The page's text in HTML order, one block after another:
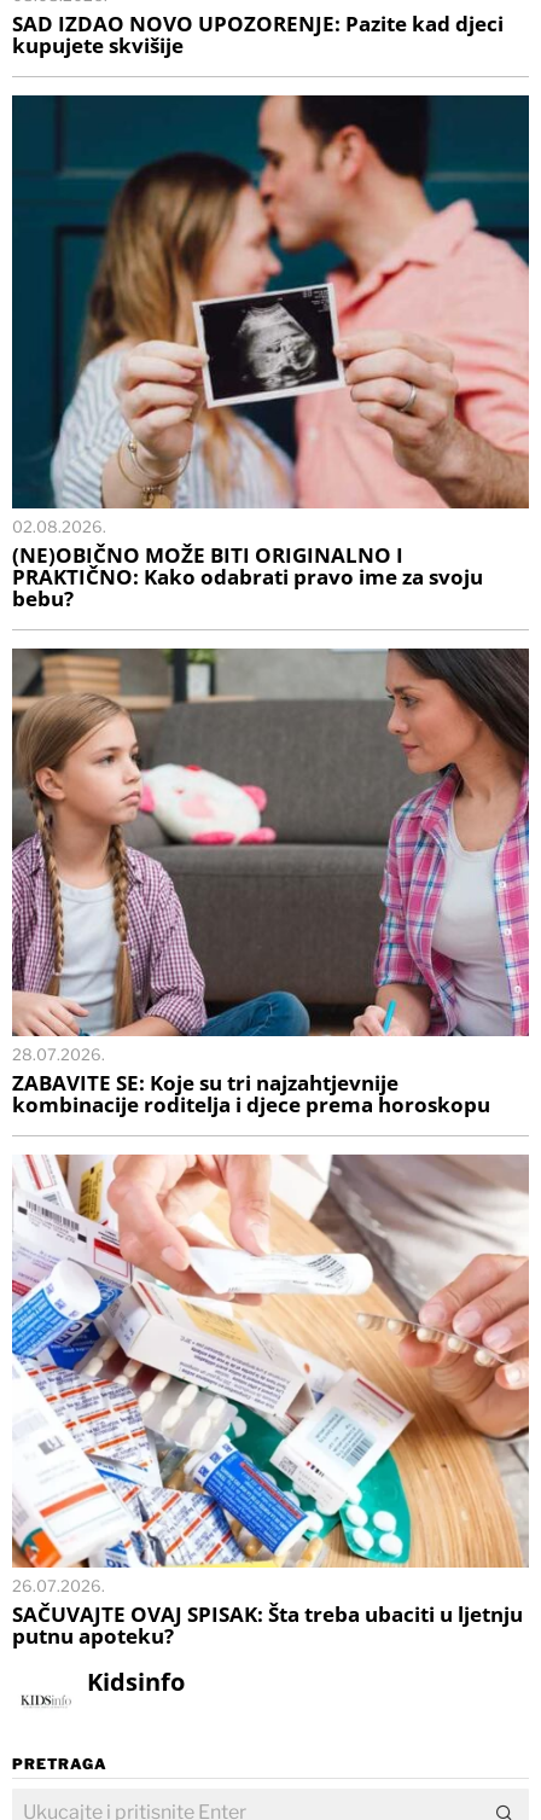
SAD IZDAO NOVO UPOZORENJE: Pazite kad djeci
kupujete skvišije
02.08.2026.
(NE)OBIČNO MOŽE BITI ORIGINALNO I
PRAKTIČNO: Kako odabrati pravo ime za svoju
bebu?
28.07.2026.
ZABAVITE SE: Koje su tri najzahtjevnije
kombinacije roditelja i djece prema horoskopu
26.07.2026.
SAČUVAJTE OVAJ SPISAK: Šta treba ubaciti u ljetnju
putnu apoteku?
Kidsinfo
PRETRAGA